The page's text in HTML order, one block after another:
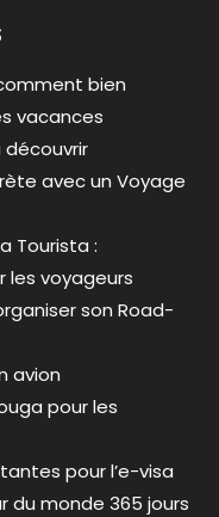
bien
vacances
découvrir
avec un Voyage
Tourista :
les voyageurs
son Road-
avion
pour les
pour l’e-visa
du monde 365 jours